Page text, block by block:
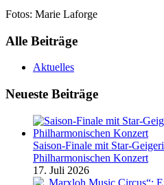
Fotos: Marie Laforge
Alle Beiträge
Aktuelles
Neueste Beiträge
Saison-Finale mit Star-
Philharmonischen Konzert
17. Juli 2026